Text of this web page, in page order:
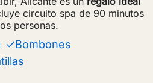
circuito spa de 90 minutos
personas.
✓Bombones